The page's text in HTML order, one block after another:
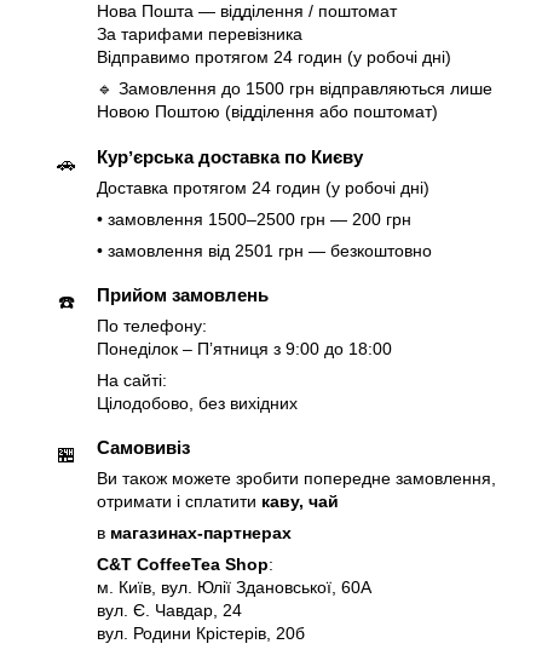
Нова Пошта — відділення / поштомат
За тарифами перевізника
Відправимо протягом 24 годин (у робочі дні)
🔹 Замовлення до 1500 грн відправляються лише
Новою Поштою (відділення або поштомат)
🚗 Курʼєрська доставка по Києву
Доставка протягом 24 годин (у робочі дні)
• замовлення 1500–2500 грн — 200 грн
• замовлення від 2501 грн — безкоштовно
☎️ Прийом замовлень
По телефону:
Понеділок – Пʼятниця з 9:00 до 18:00
На сайті:
Цілодобово, без вихідних
🏪 Самовивіз
Ви також можете зробити попередне замовлення,
отримати і сплатити каву, чай
в магазинах-партнерах
C&T CoffeeTea Shop:
м. Київ, вул. Юлії Здановської, 60А
вул. Є. Чавдар, 24
вул. Родини Крістерів, 20б